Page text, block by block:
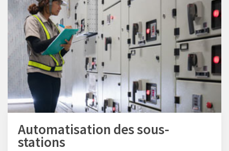
Automatisation des sous-
stations